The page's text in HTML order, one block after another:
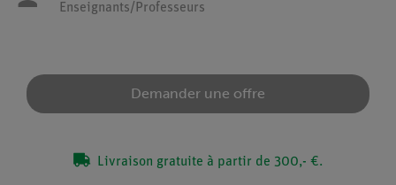
Enseignants/Professeurs
Demander une offre
Livraison gratuite à partir de 300,- €.